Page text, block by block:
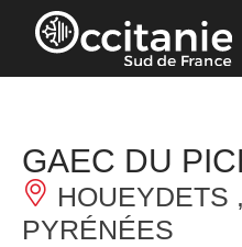
Panneau de gestion des
GAEC DU
HOUEYDETS
PYRÉNÉES